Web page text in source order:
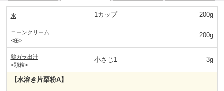
水 1カップ 200g
コーンクリーム
<缶>
200g
鶏ガラ出汁
<顆粒>
小さじ1 3g
【水溶き片栗粉A】